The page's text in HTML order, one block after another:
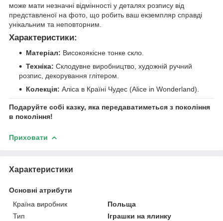
може мати незначні відмінності у деталях розпису від
представленої на фото, що робить ваш екземпляр справді
унікальним та неповторним.
Характеристики:
Матеріал: Високоякісне тонке скло.
Техніка: Склодувне виробництво, художній ручний
розпис, декорування глітером.
Колекція: Аліса в Країні Чудес (Alice in Wonderland).
Подаруйте собі казку, яка передаватиметься з покоління
в покоління!
Приховати
Характеристики
Основні атрибути
Країна виробник
Польща
Тип
Іграшки на ялинку